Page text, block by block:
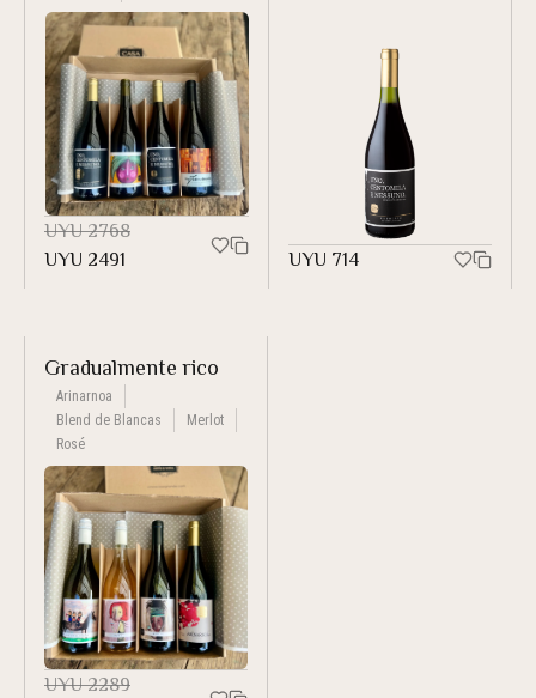
UYU 2491
UYU 2768
UYU 714
Gradualmente rico
Arinarnoa
Blend de Blancas
Merlot
Rosé
UYU 2289